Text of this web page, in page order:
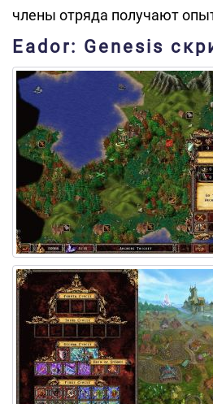
члены отряда получают
Eador: Genesis